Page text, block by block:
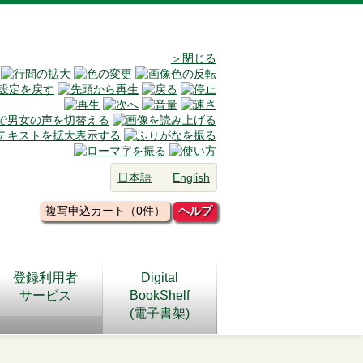
＞閉じる
日本語 English
複写申込カート（0件） ヘルプ
登録利用者
サービス
Digital
BookShelf
(電子書架)